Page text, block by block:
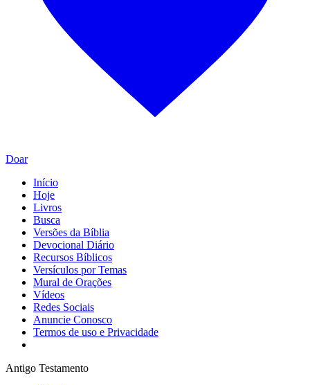
Doar
Início
Hoje
Livros
Busca
Versões da Bíblia
Devocional Diário
Recursos Bíblicos
Versículos por Temas
Mural de Orações
Vídeos
Redes Sociais
Anuncie Conosco
Termos de uso e Privacidade
Antigo Testamento